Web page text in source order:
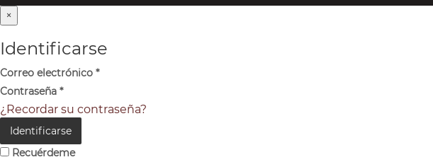
×
Identificarse
Correo electrónico *
Contraseña *
¿Recordar su contraseña?
Identificarse
Recuérdeme